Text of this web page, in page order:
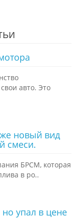
авто. Это
новый вид
смеси.
БРСМ, которая
в ро..
упал в цене